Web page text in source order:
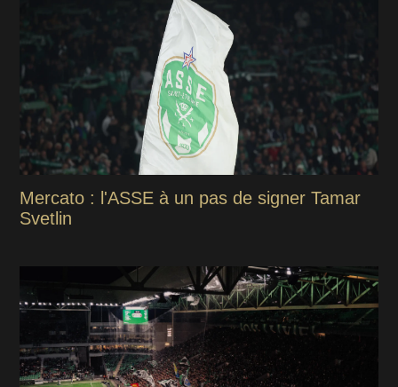
Mercato : l'ASSE à un pas de signer Tamar
Svetlin